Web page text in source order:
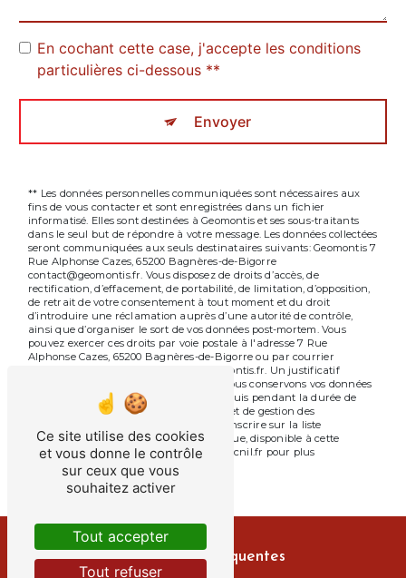
En cochant cette case, j'accepte les conditions
particulières ci-dessous **
Envoyer
** Les données personnelles communiquées sont nécessaires aux
fins de vous contacter et sont enregistrées dans un fichier
informatisé. Elles sont destinées à Geomontis et ses sous-traitants
dans le seul but de répondre à votre message. Les données collectées
seront communiquées aux seuls destinataires suivants: Geomontis 7
Rue Alphonse Cazes, 65200 Bagnères-de-Bigorre
contact@geomontis.fr. Vous disposez de droits d’accès, de
rectification, d’effacement, de portabilité, de limitation, d’opposition,
de retrait de votre consentement à tout moment et du droit
d’introduire une réclamation auprès d’une autorité de contrôle,
ainsi que d’organiser le sort de vos données post-mortem. Vous
pouvez exercer ces droits par voie postale à l'adresse 7 Rue
Alphonse Cazes, 65200 Bagnères-de-Bigorre ou par courrier
électronique à l'adresse contact@geomontis.fr. Un justificatif
d'identité pourra vous être demandé. Nous conservons vos données
pendant la période de prise de contact puis pendant la durée de
prescription légale aux fins probatoires et de gestion des
contentieux. Vous avez le droit de vous inscrire sur la liste
d'opposition au démarchage téléphonique, disponible à cette
adresse:
Bloctel.gouv.fr. Consultez le site cnil.fr pour plus
d’informations sur vos droits.
Recherches fréquentes
Ce site utilise des cookies
et vous donne le contrôle
sur ceux que vous
souhaitez activer
Tout accepter
Tout refuser